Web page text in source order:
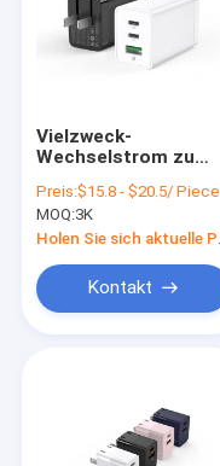
Vielzweck-
Wechselstrom zu
Preis:$15.8 - $20.5/ Piece
MOQ:3K
Kontakt